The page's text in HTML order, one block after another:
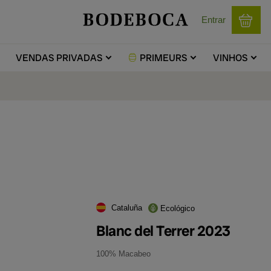
Entrar
VENDASPRIVADAS PRIMEURS VINHOS
Cataluña Ecológico
Blanc del Terrer 2023
100% Macabeo